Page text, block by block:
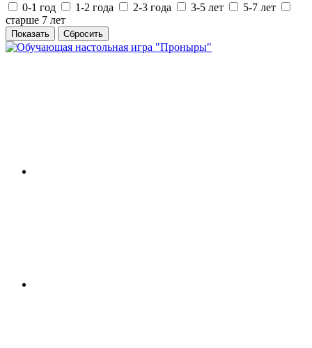
0-1 год
1-2 года 2-3 года 3-5 лет
5-7 лет
старше 7 лет